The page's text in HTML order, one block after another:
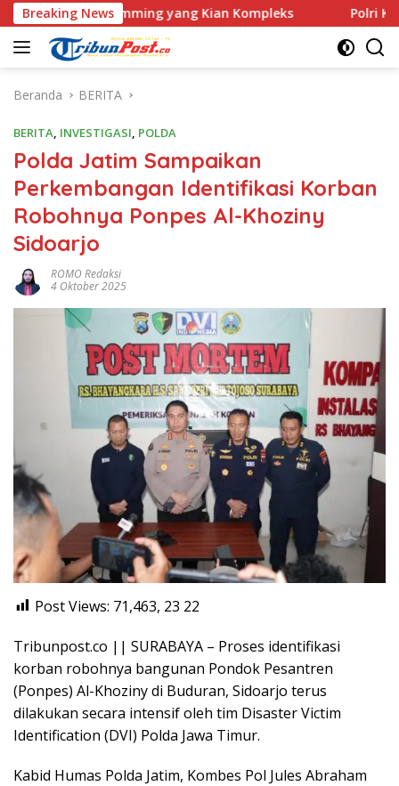
Langsung
ke
konten
Breaking News
yang Kian Kompleks Polri Kerahkan 372
Beranda BERITA
BERITA, INVESTIGASI, POLDA
Polda Jatim Sampaikan
Perkembangan Identifikasi Korban
Robohnya Ponpes Al-Khoziny
Sidoarjo
ROMO Redaksi
4 Oktober 2025
Post Views: 71,463, 23 22
Tribunpost.co || SURABAYA – Proses identifikasi
korban robohnya bangunan Pondok Pesantren
(Ponpes) Al-Khoziny di Buduran, Sidoarjo terus
dilakukan secara intensif oleh tim Disaster Victim
Identification (DVI) Polda Jawa Timur.
Kabid Humas Polda Jatim, Kombes Pol Jules Abraham